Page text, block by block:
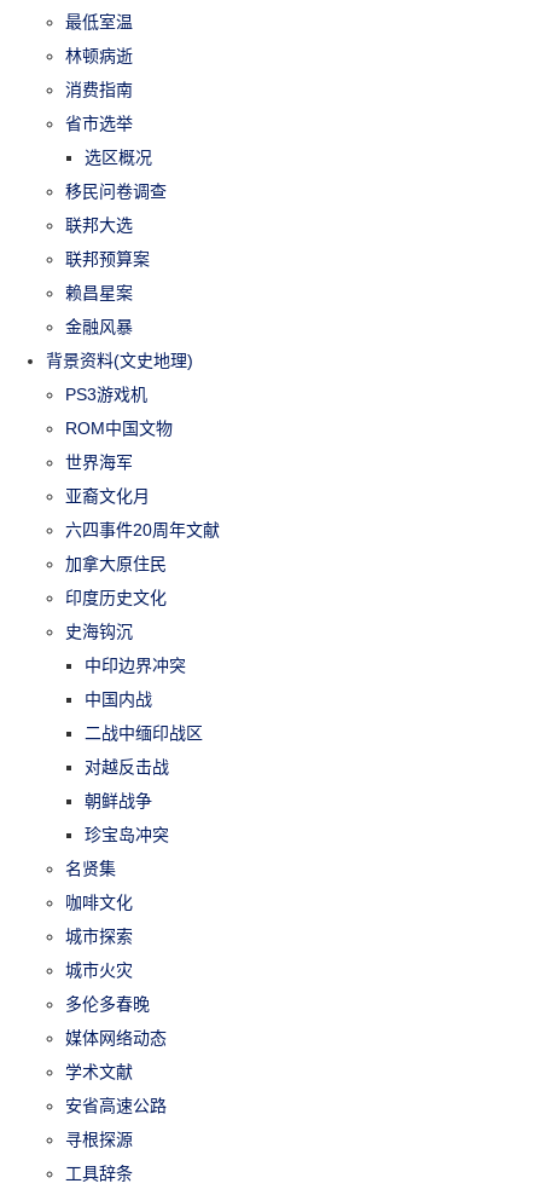
最低室温
林顿病逝
消费指南
省市选举
选区概况
移民问卷调查
联邦大选
联邦预算案
赖昌星案
金融风暴
背景资料(文史地理)
PS3游戏机
ROM中国文物
世界海军
亚裔文化月
六四事件20周年文献
加拿大原住民
印度历史文化
史海钩沉
中印边界冲突
中国内战
二战中缅印战区
对越反击战
朝鲜战争
珍宝岛冲突
名贤集
咖啡文化
城市探索
城市火灾
多伦多春晚
媒体网络动态
学术文献
安省高速公路
寻根探源
工具辞条